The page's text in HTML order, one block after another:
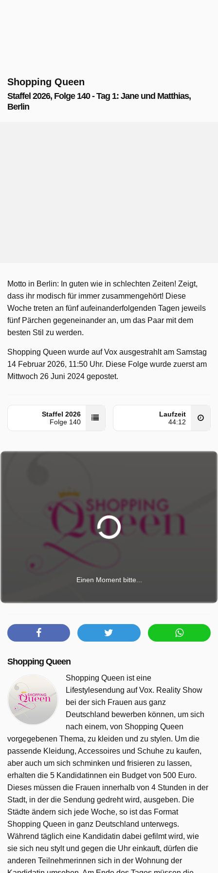
Shopping Queen
Staffel 2026, Folge 140 - Tag 1: Jane und Matthias,
Berlin
Motto in Berlin: In guten wie in schlechten Zeiten! Zeigt,
dass ihr modisch für immer zusammengehört! Diese
Woche treten an fünf aufeinanderfolgenden Tagen jeweils
fünf Pärchen gegeneinander an, um das Paar mit dem
besten Stil zu werden.
Shopping Queen wurde auf Vox ausgestrahlt am Samstag
14 Februar 2026, 11:50 Uhr. Diese Folge wurde zuerst am
Mittwoch 26 Juni 2024 gepostet.
Staffel 2026
Folge 140
Laufzeit
44:12
Einen Moment bitte...
Shopping Queen
Shopping Queen ist eine
Lifestylesendung auf Vox. Reality Show
bei der sich Frauen aus ganz
Deutschland bewerben können, um sich
nach einem, von Shopping Queen
vorgegebenen Thema, zu kleiden und zu stylen. Um die
passende Kleidung, Accessoires und Schuhe zu kaufen,
aber auch um sich schminken und frisieren zu lassen,
erhalten die 5 Kandidatinnen ein Budget von 500 Euro.
Dieses müssen die Frauen innerhalb von 4 Stunden in der
Stadt, in der die Sendung gedreht wird, ausgeben. Die
Städte ändern sich jede Woche, so ist das Format
Shopping Queen in ganz Deutschland unterwegs.
Während täglich eine Kandidatin dabei gefilmt wird, wie
sie sich neu stylt und gegen die Uhr einkauft, dürfen die
anderen Teilnehmerinnen sich in der Wohnung der